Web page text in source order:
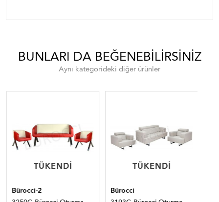
BUNLARI DA BEĞENEBILIRSINIZ
Aynı kategorideki diğer ürünler
TÜKENDI
TÜKENDI
Bürocci-2
TÜKENDI
TÜKENDI
Bürocci